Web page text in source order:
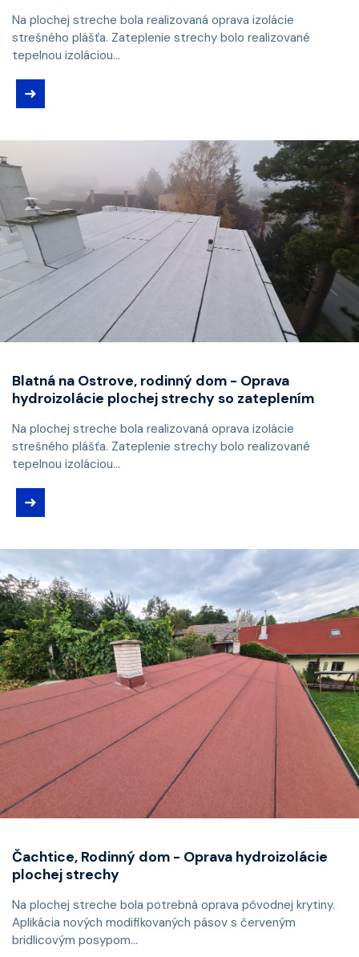
Na plochej streche bola realizovaná oprava izolácie
strešného plášťa. Zateplenie strechy bolo realizované
tepelnou izoláciou...
➜
Blatná na Ostrove, rodinný dom - Oprava
hydroizolácie plochej strechy so zateplením
Na plochej streche bola realizovaná oprava izolácie
strešného plášťa. Zateplenie strechy bolo realizované
tepelnou izoláciou...
➜
Čachtice, Rodinný dom - Oprava hydroizolácie
plochej strechy
Na plochej streche bola potrebná oprava pôvodnej krytiny.
Aplikácia nových modifikovaných pásov s červeným
bridlicovým posypom...